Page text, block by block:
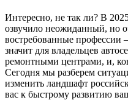
Интересно, не так ли? В
озвучило неожиданный, но
востребованные
значит для владельцев
ремонтными центрами, и,
Сегодня мы разберем
изменить ландшафт
вас к быстрому развитию